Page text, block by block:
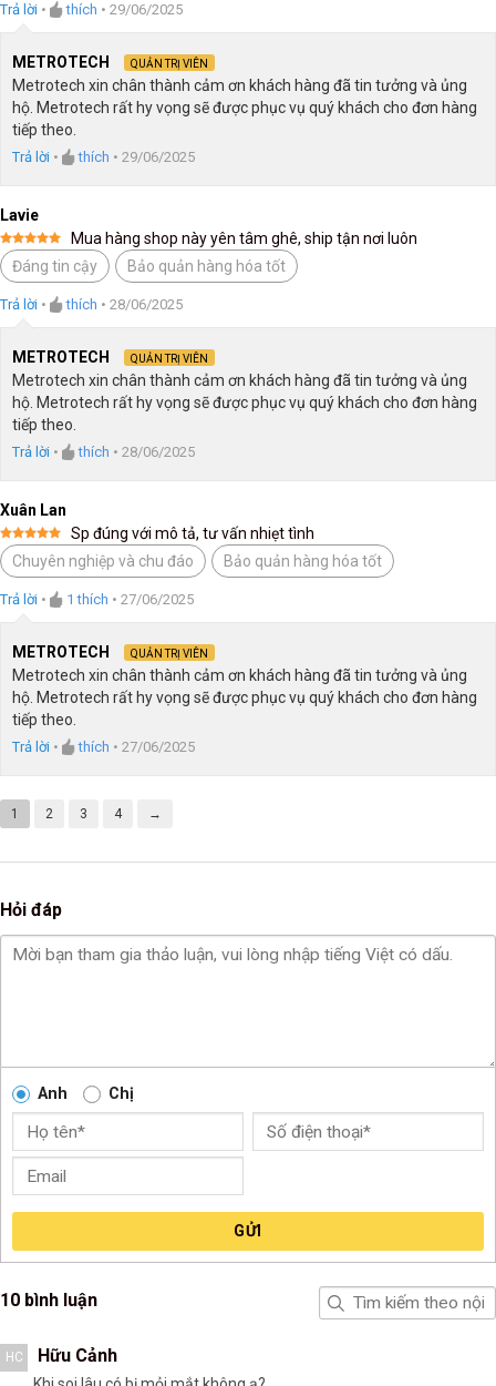
Trả lời • thích • 29/06/2025
METROTECH QUẢN TRỊ VIÊN
Metrotech xin chân thành cảm ơn khách hàng đã tin tưởng và ủng
hộ. Metrotech rất hy vọng sẽ được phục vụ quý khách cho đơn hàng
tiếp theo.
Trả lời • thích • 29/06/2025
Lavie
Được xếp
hạng 55
sao
Mua hàng shop này yên tâm ghê, ship tận nơi luôn
Đáng tin cậy
Bảo quản hàng hóa tốt
Trả lời • thích • 28/06/2025
METROTECH QUẢN TRỊ VIÊN
Metrotech xin chân thành cảm ơn khách hàng đã tin tưởng và ủng
hộ. Metrotech rất hy vọng sẽ được phục vụ quý khách cho đơn hàng
tiếp theo.
Trả lời • thích • 28/06/2025
Xuân Lan
Được xếp
hạng55
sao
Sp đúng với mô tả, tư vấn nhiẹt tình
Chuyên nghiệp và chu đáo
Bảo quản hàng hóa tốt
Trả lời • 1 thích • 27/06/2025
METROTECH QUẢN TRỊ VIÊN
Metrotech xin chân thành cảm ơn khách hàng đã tin tưởng và ủng
hộ. Metrotech rất hy vọng sẽ được phục vụ quý khách cho đơn hàng
tiếp theo.
Trả lời • thích • 27/06/2025
1 2 3 4 →
Hỏi đáp
Anh Chị
GỬI
10 bình luận
HC Hữu Cảnh